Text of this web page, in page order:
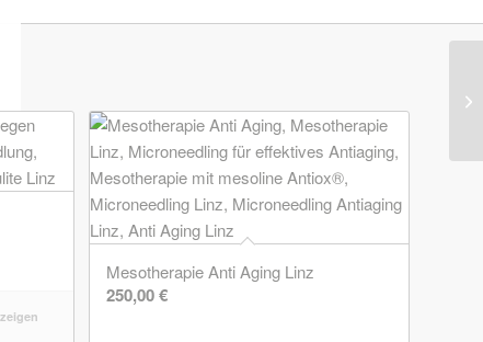
Mesotherapie Anti Aging Linz
250,00€